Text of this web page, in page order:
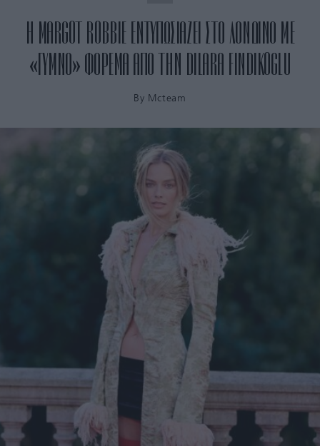
Η MARGOT ROBBIE ΕΝΤΥΠΩΣΙΑΖΕΙ ΣΤΟ ΛΟΝΔΙΝΟ ΜΕ
«ΓΥΜΝΟ» ΦΟΡΕΜΑ ΑΠΟ ΤΗΝ DILARA FINDIKOGLU
By Mcteam